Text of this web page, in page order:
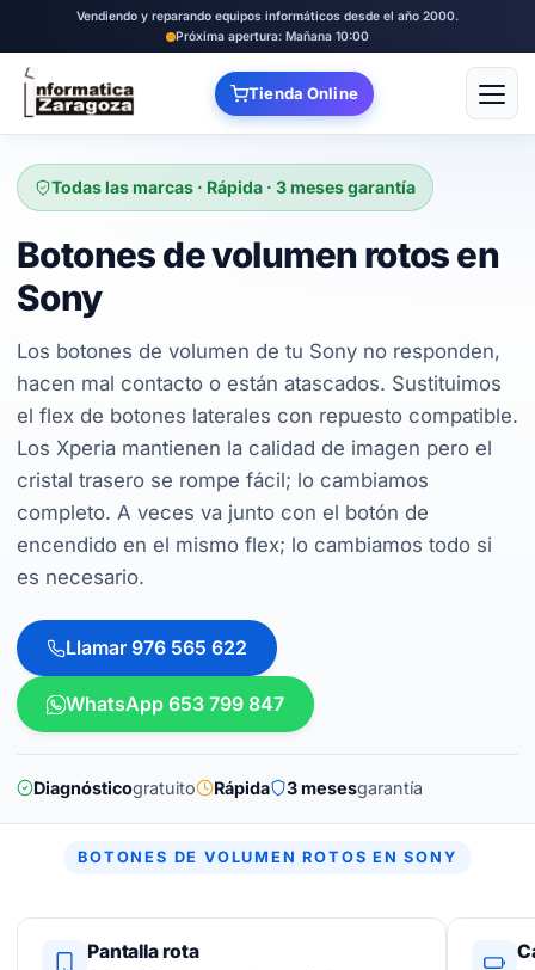
Vendiendo y reparando equipos informáticos desde el año 2000.
Próxima apertura: Mañana 10:00
Tienda Online Abrir
Todas las marcas · Rápida · 3 meses garantía
Botones de volumen rotos en
Sony
Los botones de volumen de tu Sony no responden,
hacen mal contacto o están atascados. Sustituimos
el flex de botones laterales con repuesto compatible.
Los Xperia mantienen la calidad de imagen pero el
cristal trasero se rompe fácil; lo cambiamos
completo. A veces va junto con el botón de
encendido en el mismo flex; lo cambiamos todo si
es necesario.
Llamar 976 565 622
WhatsApp 653 799 847
Diagnósticogratuito Rápida 3 mesesgarantía
BOTONES DE VOLUMEN ROTOS EN SONY
Pantalla rota